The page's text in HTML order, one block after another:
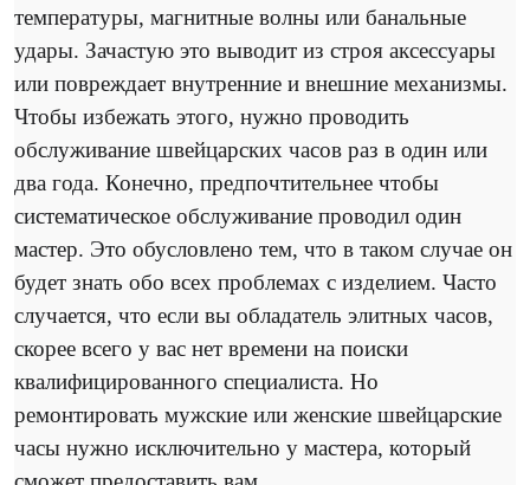
температуры, магнитные волны или банальные
удары. Зачастую это выводит из строя аксессуары
или повреждает внутренние и внешние механизмы.
Чтобы избежать этого, нужно проводить
обслуживание швейцарских часов раз в один или
два года. Конечно, предпочтительнее чтобы
систематическое обслуживание проводил один
мастер. Это обусловлено тем, что в таком случае он
будет знать обо всех проблемах с изделием. Часто
случается, что если вы обладатель элитных часов,
скорее всего у вас нет времени на поиски
квалифицированного специалиста. Но
ремонтировать мужские или женские швейцарские
часы нужно исключительно у мастера, который